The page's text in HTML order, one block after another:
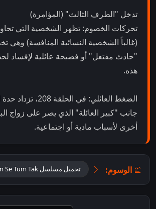
تدخل "الطرف الثالث" (المؤامرة)
تحركات الخصوم: تظهر الشخصية التي
(غالباً الشخصية النسائية المنافسة) وهي
"حادث مفتعل" أو فضيحة عائلية لإفساد
هذه.
الضغط العائلي: في
جانب "كبير العائلة" الذي يصر على
أخرى لأسباب مادية أو اجتماعية.
الوسوم: تحميل مسلسل Tum Se Tum Tak مترجم